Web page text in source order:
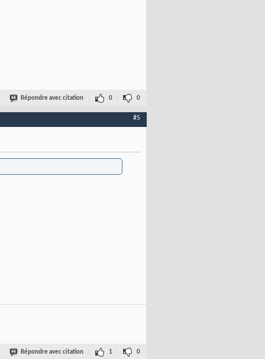
Répondre avec citation 0 0
#5
Répondre avec citation 1 0